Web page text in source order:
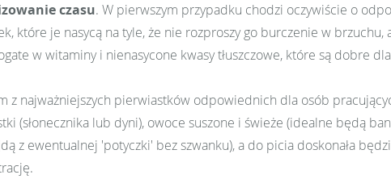
czasu. W pierwszym przypadku chodzi oczywiście o
które je nasycą na tyle, że nie rozproszy go burczenie w brzuchu,
w witaminy i nienasycone kwasy tłuszczowe, które są dobre
z najważniejszych pierwiastków odpowiednich dla osób
(słonecznika lub dyni), owoce suszone i świeże (idealne będą
z ewentualnej 'potyczki' bez szwanku), a do picia doskonała